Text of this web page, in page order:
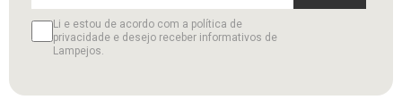
Li e estou de acordo com a política de
privacidade e desejo receber informativos de
Lampejos.